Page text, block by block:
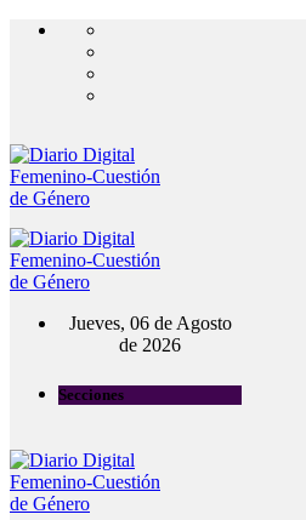
Jueves, 06 de Agosto
de 2026
Secciones